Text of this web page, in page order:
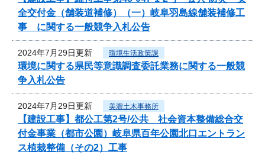
全交付金（舗装道補修）（一）岐阜羽島線舗装補修工
事 に関する一般競争入札公告
2024年7月29日更新 環境生活政策課
環境に関する県民等意識調査委託業務に関する一般競
争入札公告
2024年7月29日更新 美濃土木事務所
【建設工事】都公工第2号/公共 社会資本整備総合交
付金事業（都市公園）岐阜県百年公園北口エントラン
ス植栽整備（その2）工事